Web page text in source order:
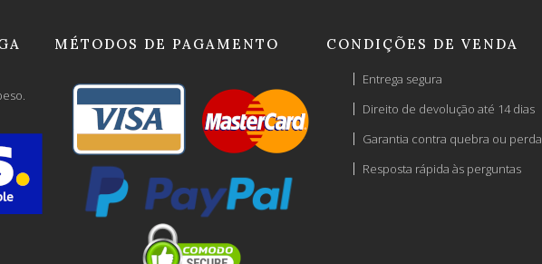
MÉTODOS DE PAGAMENTO CONDIÇÕES DE VENDA
Entrega segura
Direito de devolução até 14 dias
Garantia contra quebra ou perda
Resposta rápida às perguntas